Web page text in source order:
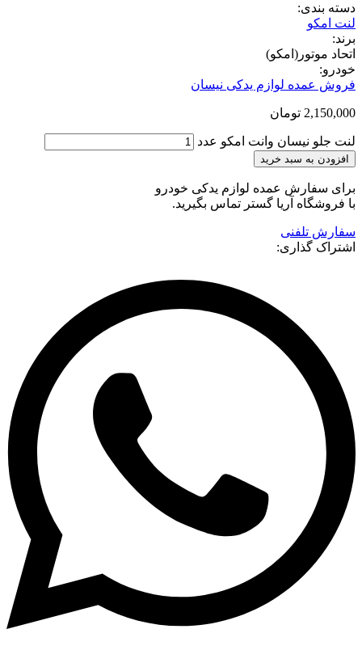
دسته بندی:
لنت امکو
برند:
اتحاد موتور(امکو)
خودرو:
فروش عمده لوازم یدکی نیسان
2,150,000 تومان
لنت جلو نیسان وانت امکو عدد
افزودن به سبد خرید
برای سفارش عمده لوازم یدکی خودرو
با فروشگاه آریا گستر تماس بگیرید.
سفارش تلفنی
اشتراک گذاری: